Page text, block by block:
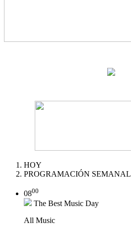
HOY
PROGRAMACIÓN SEMANAL
0800
The Best Music Day
All Music